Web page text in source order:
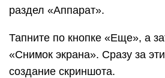
раздел «Аппарат».
Тапните по кнопке «Еще», а
«Снимок экрана». Сразу за
создание скриншота.